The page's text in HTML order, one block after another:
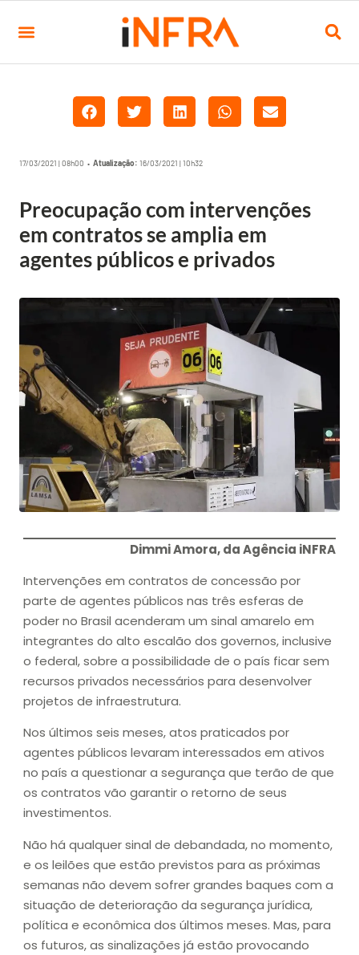
17/03/2021 | 08h00 • Atualização: 16/03/2021 | 10h32
Preocupação com intervenções
em contratos se amplia em
agentes públicos e privados
Dimmi Amora, da Agência iNFRA
Intervenções em contratos de concessão por
parte de agentes públicos nas três esferas de
poder no Brasil acenderam um sinal amarelo em
integrantes do alto escalão dos governos, inclusive
o federal, sobre a possibilidade de o país ficar sem
recursos privados necessários para desenvolver
projetos de infraestrutura.
Nos últimos seis meses, atos praticados por
agentes públicos levaram interessados em ativos
no país a questionar a segurança que terão de que
os contratos vão garantir o retorno de seus
investimentos.
Não há qualquer sinal de debandada, no momento,
e os leilões que estão previstos para as próximas
semanas não devem sofrer grandes baques com a
situação de deterioração da segurança jurídica,
política e econômica dos últimos meses. Mas, para
os futuros, as sinalizações já estão provocando